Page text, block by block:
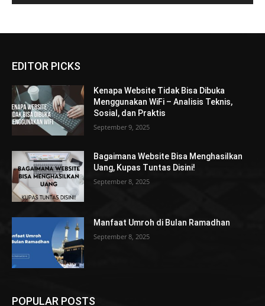
EDITOR PICKS
Kenapa Website Tidak Bisa Dibuka
Menggunakan WiFi – Analisis Teknis,
Sosial, dan Praktis
September 9, 2025
Bagaimana Website Bisa Menghasilkan
Uang, Kupas Tuntas Disini!
September 8, 2025
Manfaat Umroh di Bulan Ramadhan
September 8, 2025
POPULAR POSTS